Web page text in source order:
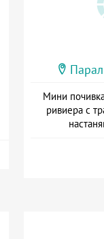
Мини
ривиера с